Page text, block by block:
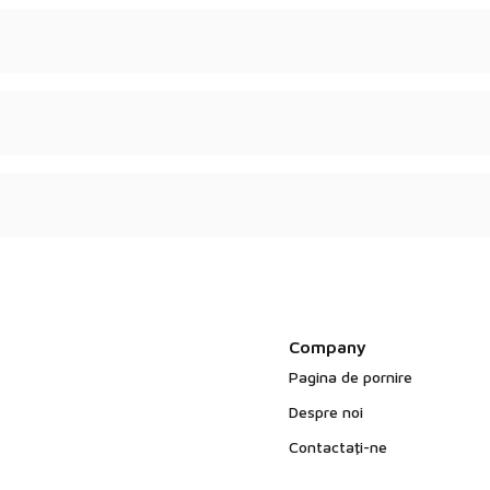
- în funcție de
Company
Pagina de pornire
Despre noi
Contactaţi-ne